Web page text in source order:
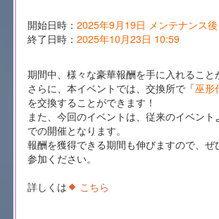
開始日時： 2025年9月19日 メンテナンス後
終了日時： 2025年10月23日 10:59
期間中、様々な豪華報酬を手に入れること
さらに、本イベントでは、交換所で「巫形
を交換することができます！
また、今回のイベントは、従来のイベント
での開催となります。
報酬を獲得できる期間も伸びますので、ぜ
参加ください。
詳しくは
こちら